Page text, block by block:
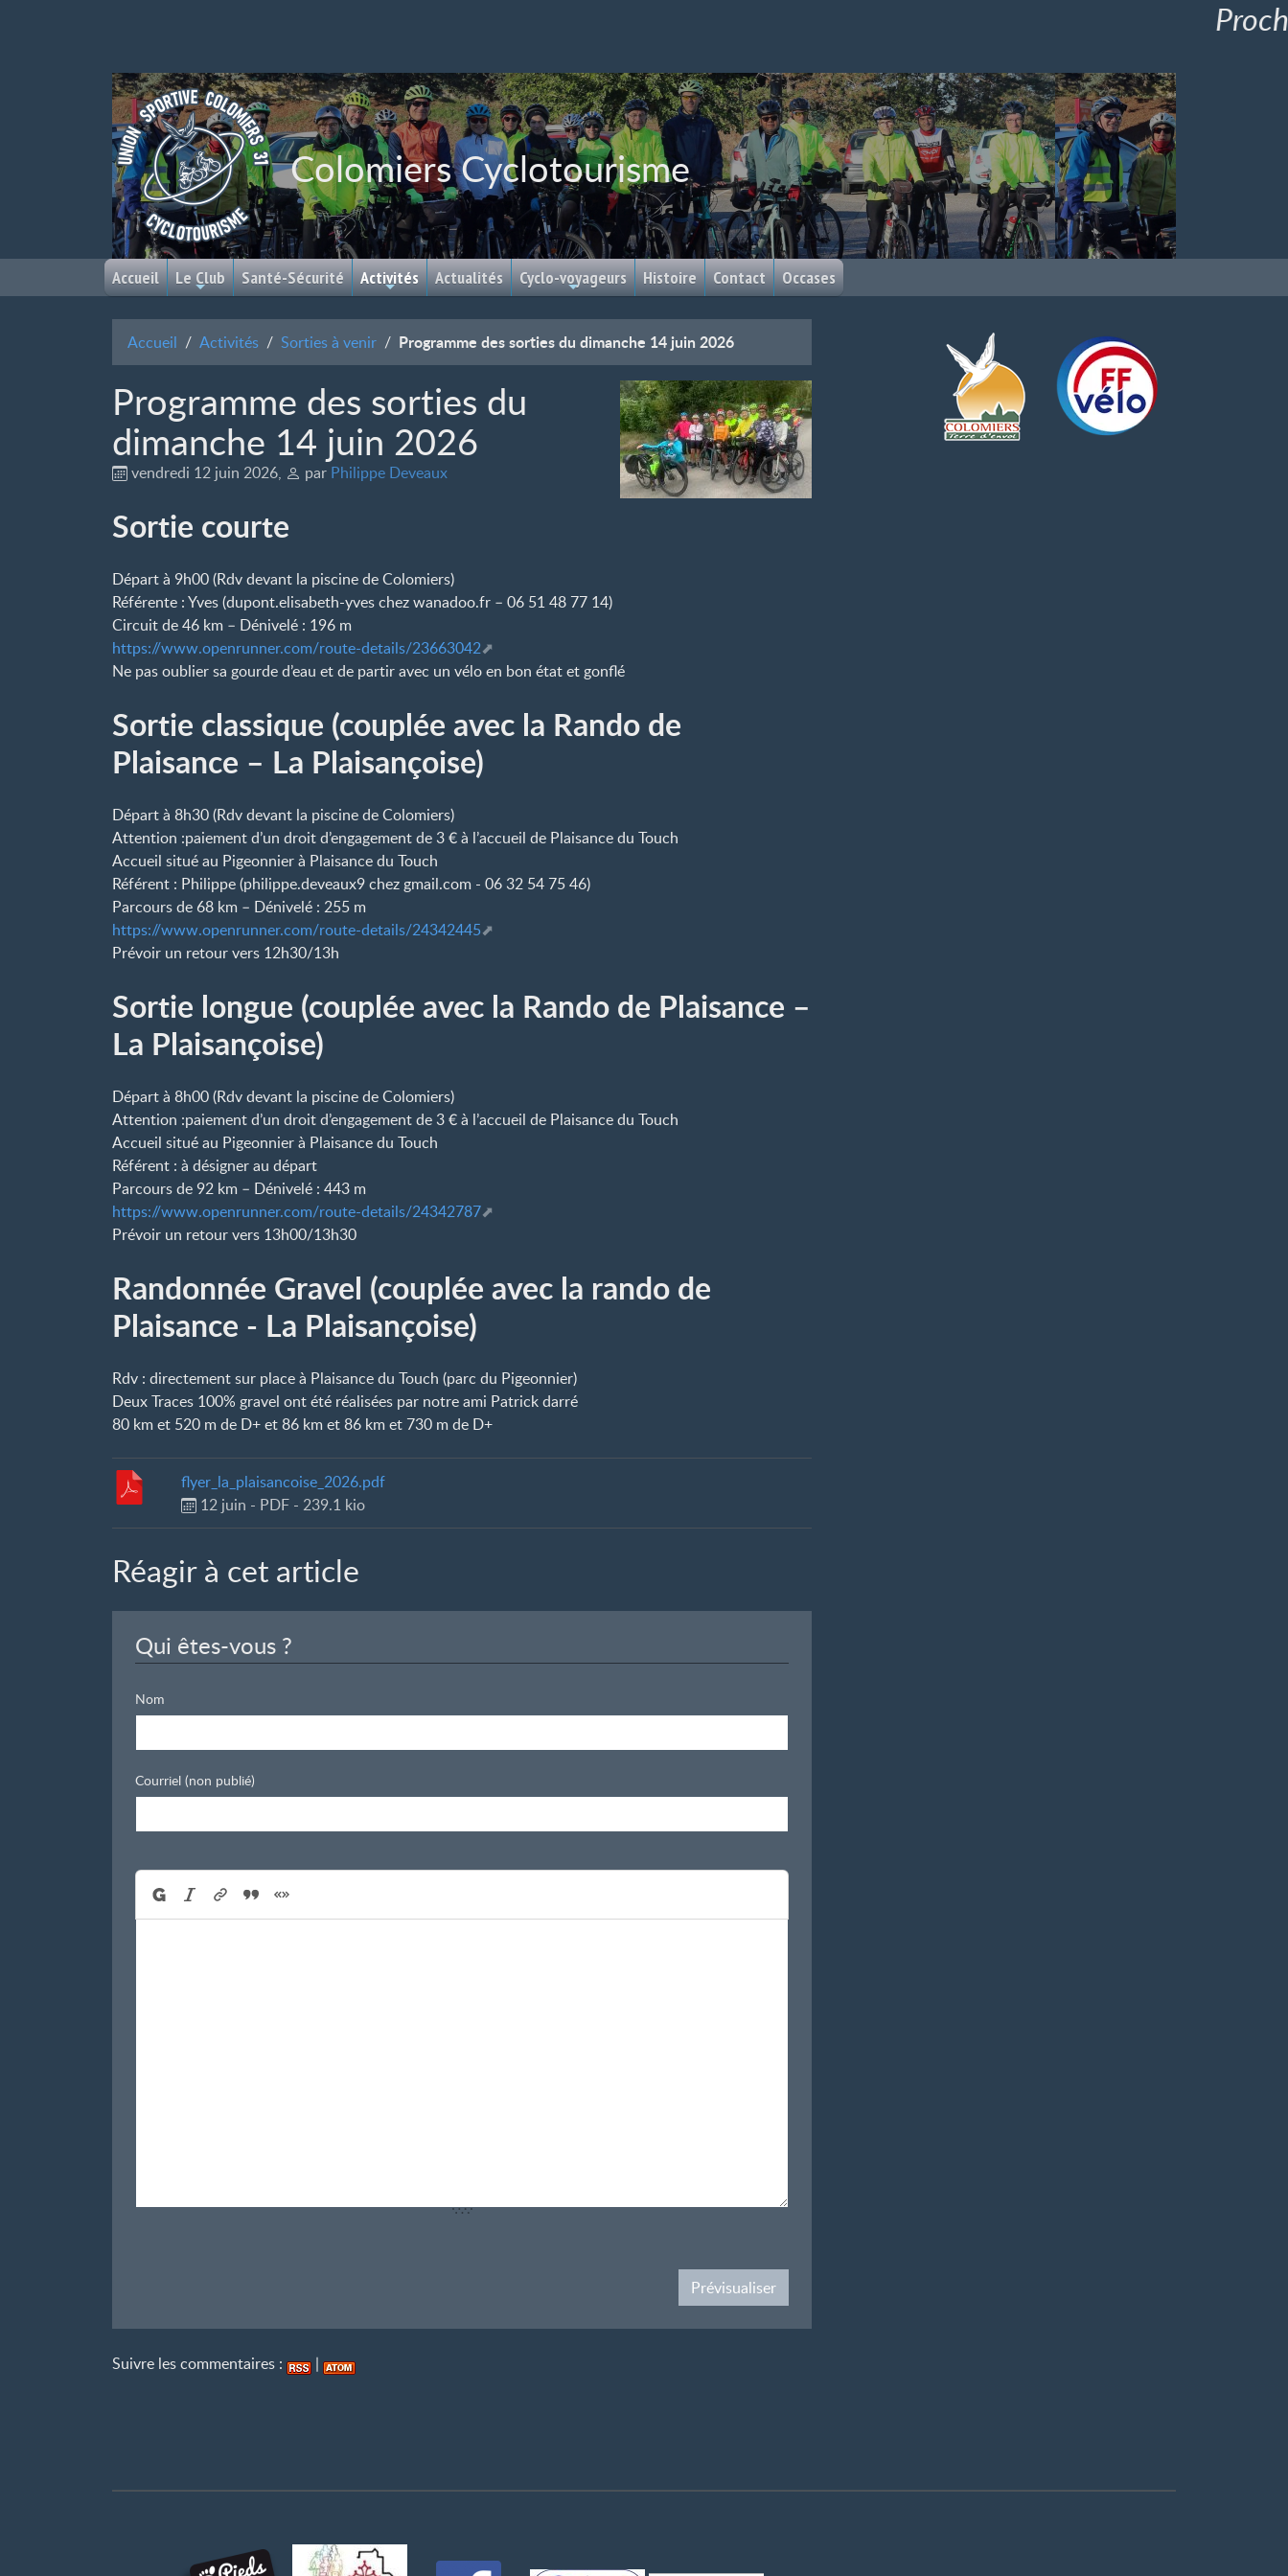
Colomiers Cyclotourisme
Accueil Le Club Santé-Sécurité Activités Actualités Cyclo-voyageurs Histoire Contact Occases
Accueil Activités Sorties à venir Programme des sorties du dimanche 14 juin 2026
Programme des sorties du
dimanche 14 juin 2026
vendredi 12 juin 2026, par Philippe Deveaux
Sortie courte
Départ à 9h00 (Rdv devant la piscine de Colomiers)
Référente : Yves (dupont.elisabeth-yveschezwanadoo.fr – 06 51 48 77 14)
Circuit de 46 km – Dénivelé : 196 m
https://www.openrunner.com/route-details/23663042
Ne pas oublier sa gourde d’eau et de partir avec un vélo en bon état et gonflé
Sortie classique (couplée avec la Rando de
Plaisance – La Plaisançoise)
Départ à 8h30 (Rdv devant la piscine de Colomiers)
Attention :paiement d’un droit d’engagement de 3 € à l’accueil de Plaisance du Touch
Accueil situé au Pigeonnier à Plaisance du Touch
Référent : Philippe (philippe.deveaux9chezgmail.com - 06 32 54 75 46)
Parcours de 68 km – Dénivelé : 255 m
https://www.openrunner.com/route-details/24342445
Prévoir un retour vers 12h30/13h
Sortie longue (couplée avec la Rando de Plaisance –
La Plaisançoise)
Départ à 8h00 (Rdv devant la piscine de Colomiers)
Attention :paiement d’un droit d’engagement de 3 € à l’accueil de Plaisance du Touch
Accueil situé au Pigeonnier à Plaisance du Touch
Référent : à désigner au départ
Parcours de 92 km – Dénivelé : 443 m
https://www.openrunner.com/route-details/24342787
Prévoir un retour vers 13h00/13h30
Randonnée Gravel (couplée avec la rando de
Plaisance - La Plaisançoise)
Rdv : directement sur place à Plaisance du Touch (parc du Pigeonnier)
Deux Traces 100% gravel ont été réalisées par notre ami Patrick darré
80 km et 520 m de D+ et 86 km et 86 km et 730 m de D+
flyer_la_plaisancoise_2026.pdf
12 juin - PDF - 239.1 kio
Réagir à cet article
Qui êtes-vous ?
Nom
Courriel (non publié)
Suivre les commentaires : |